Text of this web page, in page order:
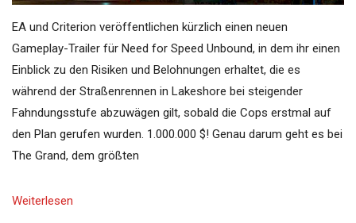
EA und Criterion veröffentlichen kürzlich einen neuen
Gameplay-Trailer für Need for Speed Unbound, in dem ihr einen
Einblick zu den Risiken und Belohnungen erhaltet, die es
während der Straßenrennen in Lakeshore bei steigender
Fahndungsstufe abzuwägen gilt, sobald die Cops erstmal auf
den Plan gerufen wurden. 1.000.000 $! Genau darum geht es bei
The Grand, dem größten
Weiterlesen